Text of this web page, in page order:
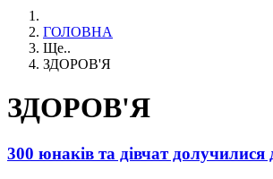
ГОЛОВНА
Ще..
ЗДОРОВ'Я
ЗДОРОВ'Я
300 юнаків та дівчат